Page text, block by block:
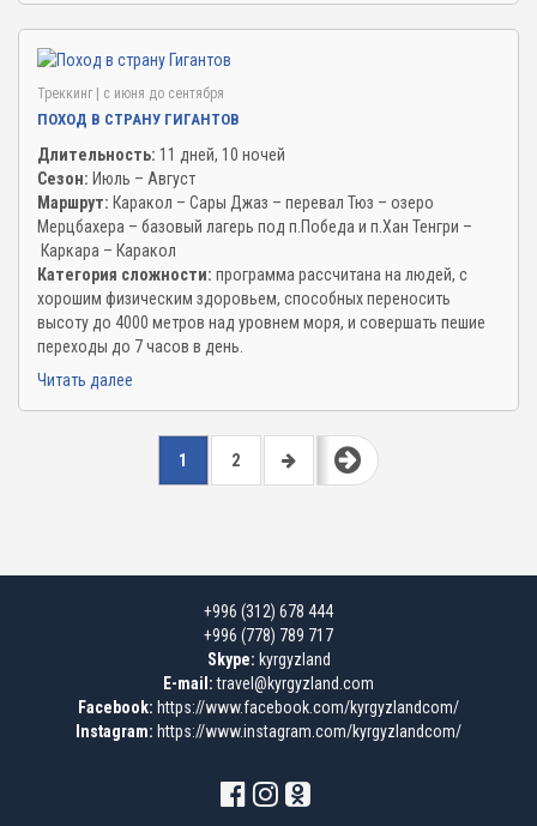
Треккинг| c июня до сентября
ПОХОД В СТРАНУ ГИГАНТОВ
Длительность: 11 дней, 10 ночей
Сезон: Июль – Август
Маршрут: Каракол – Сары Джаз – перевал Тюз – озеро
Мерцбахера – базовый лагерь под п.Победа и п.Хан Тенгри –
Каркара – Каракол
Категория сложности: программа рассчитана на людей, с
хорошим физическим здоровьем, способных переносить
высоту до 4000 метров над уровнем моря, и совершать пешие
переходы до 7 часов в день.
Читать далее
1 2
+996 (312) 678 444
+996 (778) 789 717
Skype: kyrgyzland
E-mail: travel@kyrgyzland.com
Facebook: https://www.facebook.com/kyrgyzlandcom/
Instagram: https://www.instagram.com/kyrgyzlandcom/